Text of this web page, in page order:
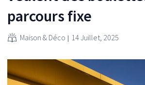
parcours fixe
Maison & Déco 14 Juillet, 2025